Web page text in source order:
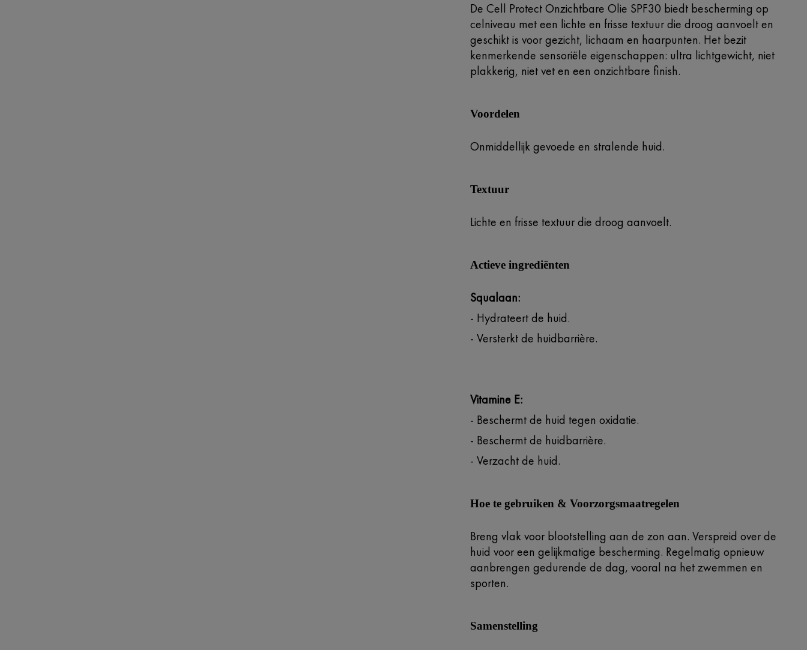
De Cell Protect Onzichtbare Olie SPF30 biedt bescherming op
celniveau met een lichte en frisse textuur die droog aanvoelt en
geschikt is voor gezicht, lichaam en haarpunten. Het bezit
kenmerkende sensoriële eigenschappen: ultra lichtgewicht, niet
plakkerig, niet vet en een onzichtbare finish.
Voordelen
Onmiddellijk gevoede en stralende huid.
Textuur
Lichte en frisse textuur die droog aanvoelt.
Actieve ingrediënten
Squalaan:
- Hydrateert de huid.
- Versterkt de huidbarrière.
Vitamine E:
- Beschermt de huid tegen oxidatie.
- Beschermt de huidbarrière.
- Verzacht de huid.
Hoe te gebruiken & Voorzorgsmaatregelen
Breng vlak voor blootstelling aan de zon aan. Verspreid over de
huid voor een gelijkmatige bescherming. Regelmatig opnieuw
aanbrengen gedurende de dag, vooral na het zwemmen en
sporten.
Samenstelling